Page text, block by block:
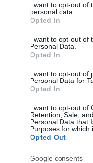
not limited to your visit
grant or deny consent
use your data for below
consent section.
I want to opt-out of
personal data.
Opted In
I want to opt-out of
Personal Data.
Opted In
I want to opt-out of
Personal Data for
Opted In
I want to opt-out of
Retention, Sale,
Personal Data that
Purposes for which
Opted Out
Google consents